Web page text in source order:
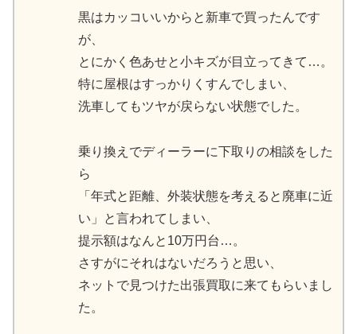
黒はカッコいいからと新車で買ったんです
が、
とにかく色あせと小キズが目立ってきて…。
特に屋根はすっかりくすんでしまい、
洗車してもツヤが戻らない状態でした。
乗り換えでディーラーに下取りの相談をした
ら
「年式と距離、外装状態を考えると廃車に近
い」と言われてしまい、
提示額はなんと10万円台…。
さすがにそれはないだろうと思い、
ネットで見つけた出張買取に来てもらいまし
た。